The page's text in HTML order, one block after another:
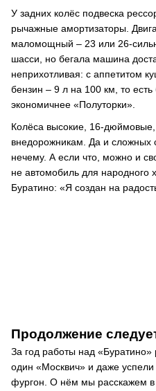
У задних колёс подвеска
рычажные амортизаторы.
маломощный – 23 или 26-
шасси, но бегала машина
неприхотливая: с аппетитом
бензин – 9 л на 100 км, то
экономичнее «Полуторки».
Колёса высокие, 16-дюймовые,
внедорожникам. Да и сложных
нечему. А если что, можно и
не автомобиль для народного
Буратино: «Я создан на
Продолжение
За год работы над
один «Москвич» и даже успели
фургон. О нём мы расскажем